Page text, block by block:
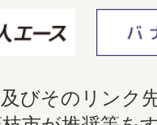
びそのリンク